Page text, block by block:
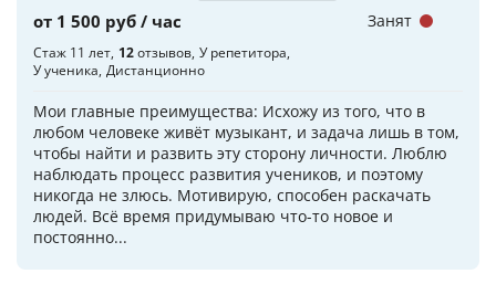
от 1 500 руб / час
Стаж 11 лет 12отзывов У репетитора
У ученика Дистанционно
Мои главные преимущества: Исхожу из того, что в
любом человеке живёт музыкант, и задача лишь в том,
чтобы найти и развить эту сторону личности. Люблю
наблюдать процесс развития учеников, и поэтому
никогда не злюсь. Мотивирую, способен раскачать
людей. Всё время придумываю что-то новое и
постоянно...
Занят